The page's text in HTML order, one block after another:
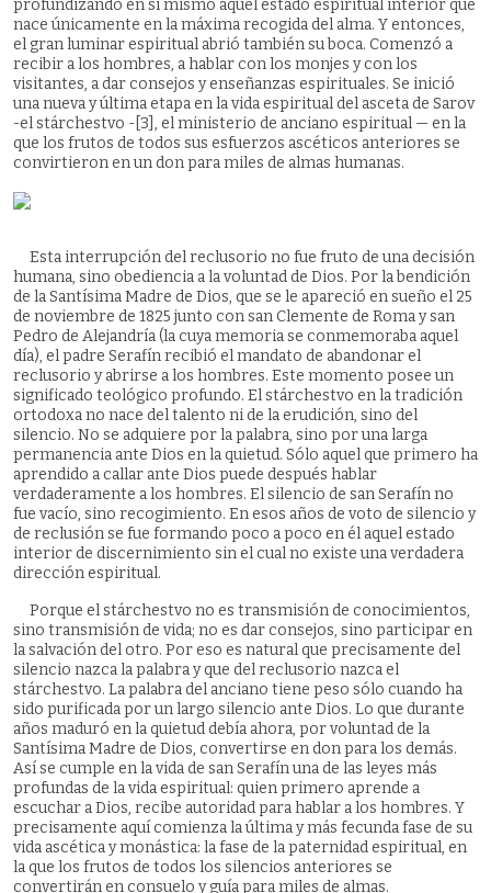
profundizando en sí mismo aquel estado espiritual interior que
nace únicamente en la máxima recogida del alma. Y entonces,
el gran luminar espiritual abrió también su boca. Comenzó a
recibir a los hombres, a hablar con los monjes y con los
visitantes, a dar consejos y enseñanzas espirituales. Se inició
una nueva y última etapa en la vida espiritual del asceta de Sarov
-el stárchestvo -[3], el ministerio de anciano espiritual — en la
que los frutos de todos sus esfuerzos ascéticos anteriores se
convirtieron en un don para miles de almas humanas.
Esta interrupción del reclusorio no fue fruto de una decisión
humana, sino obediencia a la voluntad de Dios. Por la bendición
de la Santísima Madre de Dios, que se le apareció en sueño el 25
de noviembre de 1825 junto con san Clemente de Roma y san
Pedro de Alejandría (la cuya memoria se conmemoraba aquel
día), el padre Serafín recibió el mandato de abandonar el
reclusorio y abrirse a los hombres. Este momento posee un
significado teológico profundo. El stárchestvo en la tradición
ortodoxa no nace del talento ni de la erudición, sino del
silencio. No se adquiere por la palabra, sino por una larga
permanencia ante Dios en la quietud. Sólo aquel que primero ha
aprendido a callar ante Dios puede después hablar
verdaderamente a los hombres. El silencio de san Serafín no
fue vacío, sino recogimiento. En esos años de voto de silencio y
de reclusión se fue formando poco a poco en él aquel estado
interior de discernimiento sin el cual no existe una verdadera
dirección espiritual.
Porque el stárchestvo no es transmisión de conocimientos,
sino transmisión de vida; no es dar consejos, sino participar en
la salvación del otro. Por eso es natural que precisamente del
silencio nazca la palabra y que del reclusorio nazca el
stárchestvo. La palabra del anciano tiene peso sólo cuando ha
sido purificada por un largo silencio ante Dios. Lo que durante
años maduró en la quietud debía ahora, por voluntad de la
Santísima Madre de Dios, convertirse en don para los demás.
Así se cumple en la vida de san Serafín una de las leyes más
profundas de la vida espiritual: quien primero aprende a
escuchar a Dios, recibe autoridad para hablar a los hombres. Y
precisamente aquí comienza la última y más fecunda fase de su
vida ascética y monástica: la fase de la paternidad espiritual, en
la que los frutos de todos los silencios anteriores se
convertirán en consuelo y guía para miles de almas.